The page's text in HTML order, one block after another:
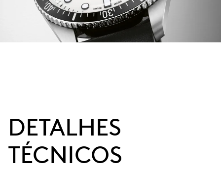
DETALHES
TÉCNICOS